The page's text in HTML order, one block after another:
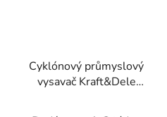
Cyklónový průmyslový
vysavač Kraft&Dele